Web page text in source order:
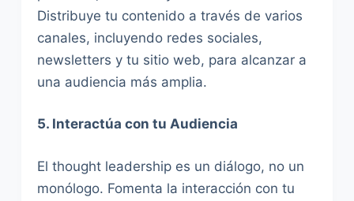
Distribuye tu contenido a través de varios
canales, incluyendo redes sociales,
newsletters y tu sitio web, para alcanzar a
una audiencia más amplia.
5. Interactúa con tu Audiencia
El thought leadership es un diálogo, no un
monólogo. Fomenta la interacción con tu